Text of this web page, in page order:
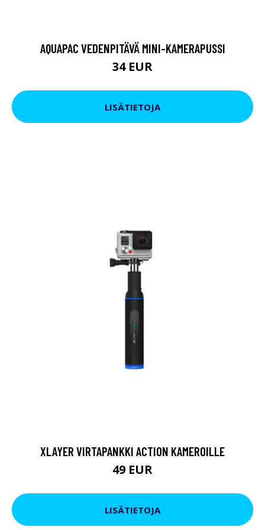
AQUAPAC VEDENPITÄVÄ MINI-KAMERAPUSSI
34 EUR
LISÄTIETOJA
XLAYER VIRTAPANKKI ACTION KAMEROILLE
49 EUR
LISÄTIETOJA